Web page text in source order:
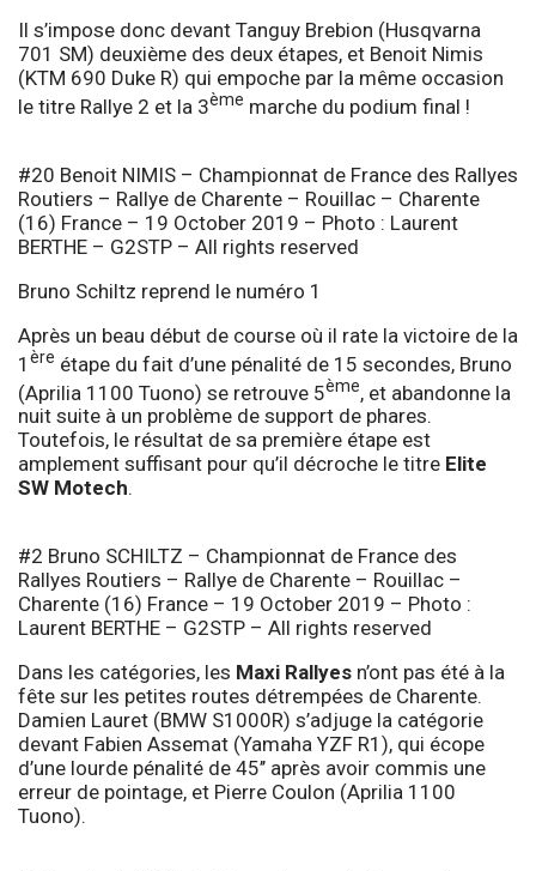
Il s’impose donc devant Tanguy Brebion (Husqvarna
701 SM) deuxième des deux étapes, et Benoit Nimis
(KTM 690 Duke R) qui empoche par la même occasion
le titre Rallye 2 et la 3ème marche du podium final !
#20 Benoit NIMIS – Championnat de France des Rallyes
Routiers – Rallye de Charente – Rouillac – Charente
(16) France – 19 October 2019 – Photo : Laurent
BERTHE – G2STP – All rights reserved
Bruno Schiltz reprend le numéro 1
Après un beau début de course où il rate la victoire de la
1 ère étape du fait d’une pénalité de 15 secondes, Bruno
(Aprilia 1100 Tuono) se retrouve 5ème, et abandonne la
nuit suite à un problème de support de phares.
Toutefois, le résultat de sa première étape est
amplement suffisant pour qu’il décroche le titre Elite
SW Motech.
#2 Bruno SCHILTZ – Championnat de France des
Rallyes Routiers – Rallye de Charente – Rouillac –
Charente (16) France – 19 October 2019 – Photo :
Laurent BERTHE – G2STP – All rights reserved
Dans les catégories, les Maxi Rallyes n’ont pas été à la
fête sur les petites routes détrempées de Charente.
Damien Lauret (BMW S1000R) s’adjuge la catégorie
devant Fabien Assemat (Yamaha YZF R1), qui écope
d’une lourde pénalité de 45’’ après avoir commis une
erreur de pointage, et Pierre Coulon (Aprilia 1100
Tuono).